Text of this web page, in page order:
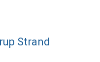
Strand